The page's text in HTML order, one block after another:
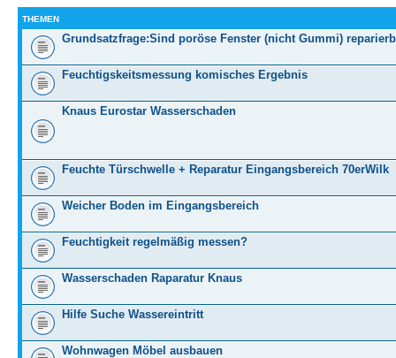
THEMEN
Grundsatzfrage:Sind poröse Fenster (nicht Gummi)
Feuchtigskeitsmessung komisches Ergebnis
Knaus Eurostar Wasserschaden
Feuchte Türschwelle + Reparatur Eingangsbereich 70erWilk
Weicher Boden im Eingangsbereich
Feuchtigkeit regelmäßig messen?
Wasserschaden Raparatur Knaus
Hilfe Suche Wassereintritt
Wohnwagen Möbel ausbauen